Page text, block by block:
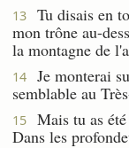
13
Tu disais en
mon trône au-
la montagne de
14
Je monterai
semblable au
15
Mais tu as
Dans les